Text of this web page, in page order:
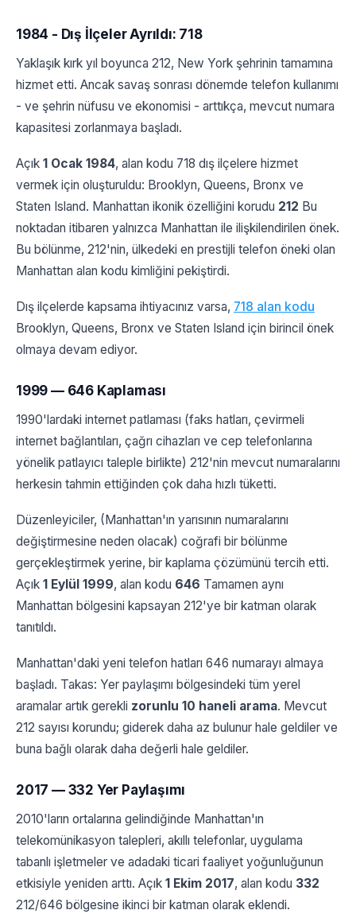
1984 - Dış İlçeler Ayrıldı: 718
Yaklaşık kırk yıl boyunca 212, New York şehrinin tamamına
hizmet etti. Ancak savaş sonrası dönemde telefon kullanımı
- ve şehrin nüfusu ve ekonomisi - arttıkça, mevcut numara
kapasitesi zorlanmaya başladı.
Açık 1 Ocak 1984, alan kodu 718 dış ilçelere hizmet
vermek için oluşturuldu: Brooklyn, Queens, Bronx ve
Staten Island. Manhattan ikonik özelliğini korudu 212 Bu
noktadan itibaren yalnızca Manhattan ile ilişkilendirilen önek.
Bu bölünme, 212'nin, ülkedeki en prestijli telefon öneki olan
Manhattan alan kodu kimliğini pekiştirdi.
Dış ilçelerde kapsama ihtiyacınız varsa, 718 alan kodu
Brooklyn, Queens, Bronx ve Staten Island için birincil önek
olmaya devam ediyor.
1999 — 646 Kaplaması
1990'lardaki internet patlaması (faks hatları, çevirmeli
internet bağlantıları, çağrı cihazları ve cep telefonlarına
yönelik patlayıcı taleple birlikte) 212'nin mevcut numaralarını
herkesin tahmin ettiğinden çok daha hızlı tüketti.
Düzenleyiciler, (Manhattan'ın yarısının numaralarını
değiştirmesine neden olacak) coğrafi bir bölünme
gerçekleştirmek yerine, bir kaplama çözümünü tercih etti.
Açık 1 Eylül 1999, alan kodu 646 Tamamen aynı
Manhattan bölgesini kapsayan 212'ye bir katman olarak
tanıtıldı.
Manhattan'daki yeni telefon hatları 646 numarayı almaya
başladı. Takas: Yer paylaşımı bölgesindeki tüm yerel
aramalar artık gerekli zorunlu 10 haneli arama. Mevcut
212 sayısı korundu; giderek daha az bulunur hale geldiler ve
buna bağlı olarak daha değerli hale geldiler.
2017 — 332 Yer Paylaşımı
2010'ların ortalarına gelindiğinde Manhattan'ın
telekomünikasyon talepleri, akıllı telefonlar, uygulama
tabanlı işletmeler ve adadaki ticari faaliyet yoğunluğunun
etkisiyle yeniden arttı. Açık 1 Ekim 2017, alan kodu 332
212/646 bölgesine ikinci bir katman olarak eklendi.